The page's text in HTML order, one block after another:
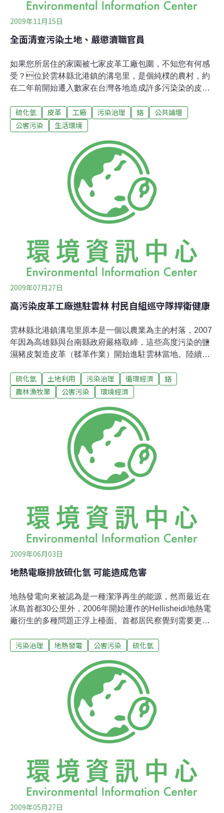
2009年11月15日
全面清查污染土地、嚴懲瀆職官員
如果您所居住的家園被七家皮革工廠包圍，不知您有何感
受？位於雲林縣北港鎮的溝皂里，是個純樸的農村，約
在二年前開始遷入數家在台灣各地造成許多污染染的皮革
污染的產業一無所知，去年5月開始，居民明顯的聞到皮
革工廠陸續所排放出的惡臭氣味，眼睜睜看著工廠廢水正
憤怒的怒吼，組成溝皂里環保自救會來調查並處理此事。
皮革工廠的製程中含有對人體有害的硫化氫、鉻等物質，
工廠的廢水和廢氣的排放除了被環保局檢驗出超量外，在
學術單位台南社區大學的協助下，更驗出大排的重金屬鉻
含量為12435.44 ppm，為合法標準植250 ppm的50倍，其
餘送驗的土壤鉻含量最低為1958 ppm皆超越標準值許多，
這樣的重金屬早已威脅到村民的健康以及沿岸的土壤，且
田的影響更是嚴重，雲林
硫化氫 皮革 工廠 污染治理 鉻
公共論壇
公害污染
生活環境
2009年07月27日
高污染皮革工廠進駐雲林 村民自組巡守隊捍衛健康
雲林縣北港鎮溝皂里原本是一個以農業為主的村落，2007
年因為高雄縣與台南縣政府嚴格取締，這些高度污染的鹽
濕豬皮製造皮革（鞣革作業）開始進駐雲林當地。陸續引
狀，其中一間工廠甚至跟東榮國小僅一路之隔，嚴重威脅
學童的健康。居民表示「兩年來好多人都發生鼻血不止的
過在近二年內，突然暴增為7家，而且雖然業主代表聲稱
有設立汙污水處理設備，但是當地空氣受到污染的程度相
當嚴重。根據專家學者指出，當地土壤中的鉻以及空氣中
的硫化氫氣體含量均超過標準值。且以農舍為名義蓋在農
業用地上的工廠幾乎都是非法營運，有間工廠的土地使用
項目甚至是「孵雞場」，明顯違法。當地居民指出，「這
兩年來好多人都曾經發生鼻血噴出，流血不止的情況；小
說，硫化氫會使得鼻腔黏膜變薄，所以才會造成鼻血不
硫化氫 土地利用 污染治理 循環經濟
鉻
農林漁牧業
公害污染 環境經濟
2009年06月03日
地熱電廠排放硫化氫 可能造成危害
地熱發電向來被認為是一種潔淨再生的能源，然而最近在
冰島首都30公里外，2006年開始運作的Hellisheidi地熱電
廠衍生的多種問題正浮上檯面。首都居民察覺到需要更頻
到嚴重損害。電力公司調查沒有明確結論，且其中並未針
要求環保局應尋求硫化氫減量方法，也正著手對地熱廠硫
化氫排放數量訂定上限。※資料來源 ※本文出自環保署
「國際環保動態訊息蒐集及趨勢分析」專案計畫
污染治理 地熱發電 公害污染 硫化氫
2009年05月27日